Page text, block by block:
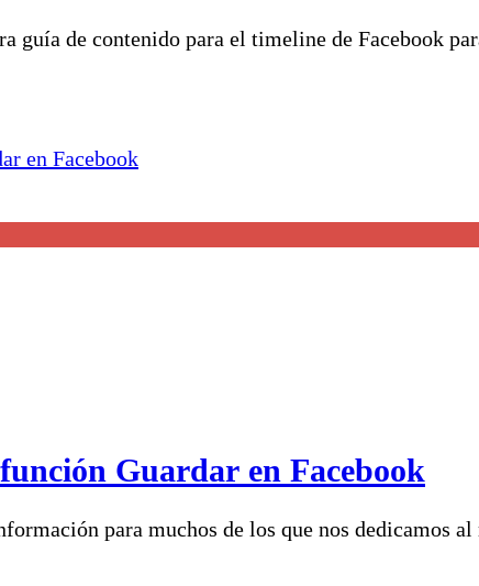
guía de contenido para el timeline de Facebook
Guardar en Facebook
para muchos de los que nos dedicamos